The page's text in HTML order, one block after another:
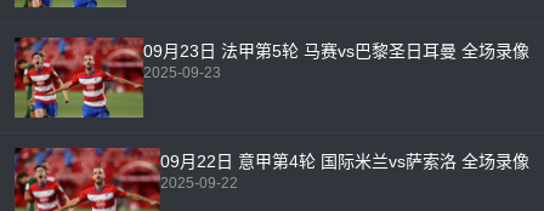
09月23日 法甲第5轮 马赛vs巴黎圣日耳曼 全场录像
2025-09-23
09月22日 意甲第4轮 国际米兰vs萨索洛 全场录像
2025-09-22